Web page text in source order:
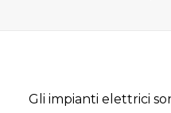
Gli impianti elettrici